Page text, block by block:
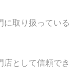
に取り扱っている
店として信頼でき